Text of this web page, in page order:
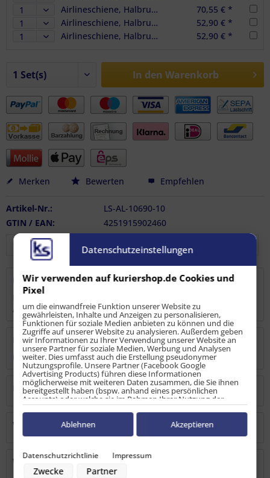
Airlineschiene, Halbrundprofil, eloxiert, vorgebohrt, Länge 2 m, 2er Set
70,55 € *
Airlineschiene, Halbrundprofil, eloxiert, vorgebohrt, Länge 3 m
52,90 € *
Airlineschiene, Halbrundprofil, eloxiert, vorgebohrt, Länge 3 m (Zuschnitt)
52,90 € *
In den Warenkorb
Merken Bewerten Empfehlen
Artikel-Nr.:
LS-AL-10690-10
GTIN / EAN:
4251915902460
Beschreibung
Endstücke im 10er Set für einen sauberen Abschluss der
Airlineschienen im... mehr
Bewertungen
0
Bewertungen lesen, schreiben und diskutieren...mehr
Hersteller
Verantwortliche Person
Warn-/Sicherheitshinweise
Datenschutzeinstellungen
Wir verwenden auf kuriershop.de Cookies und
Pixel
um die einwandfreie Funktion unserer Website zu
gewährleisten, Inhalte und Anzeigen zu personalisieren,
Funktionen für soziale Medien anbieten zu können und die
Zugriffe auf unserer Website zu analysieren. Außerdem geben
wir Informationen zu Ihrer Verwendung unserer Website an
unsere Partner für soziale Medien, Werbung und Analysen
weiter. Dies umfasst auch die Erstellung pseudonymer
Nutzungsprofile. Unsere Partner (Facebook Google
Advertising Products) führen diese Informationen
möglicherweise mit weiteren Daten zusammen, die Sie ihnen
bereitgestellt haben (bspw. anhand eines persönlichen
Accounts) oder welche sie im Rahmen Ihrer Nutzung der
Dienste gesammelt haben (bspw. Nutzungsdaten anderer
Geräte). Ihre Einwilligung zur Nutzung von Cookies und Pixeln
können Sie jederzeit widerrufen, indem Sie auf den
Datenschutz-Button links unten klicken und dort die
Zwecke der Datenverarbeitung durch unsere Partner:
Speichern von oder Zugriff auf Informationen auf einem Endgerät
Datenschutzrichtlinie Impressum
Zwecke Partner
Ablehnen Akzeptieren